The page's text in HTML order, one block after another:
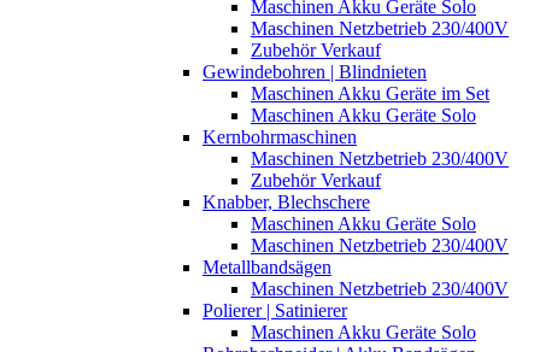
Maschinen Akku Geräte Solo
Maschinen Netzbetrieb 230/400V
Zubehör Verkauf
Gewindebohren | Blindnieten
Maschinen Akku Geräte im Set
Maschinen Akku Geräte Solo
Kernbohrmaschinen
Maschinen Netzbetrieb 230/400V
Zubehör Verkauf
Knabber, Blechschere
Maschinen Akku Geräte Solo
Maschinen Netzbetrieb 230/400V
Metallbandsägen
Maschinen Netzbetrieb 230/400V
Polierer | Satinierer
Maschinen Akku Geräte Solo